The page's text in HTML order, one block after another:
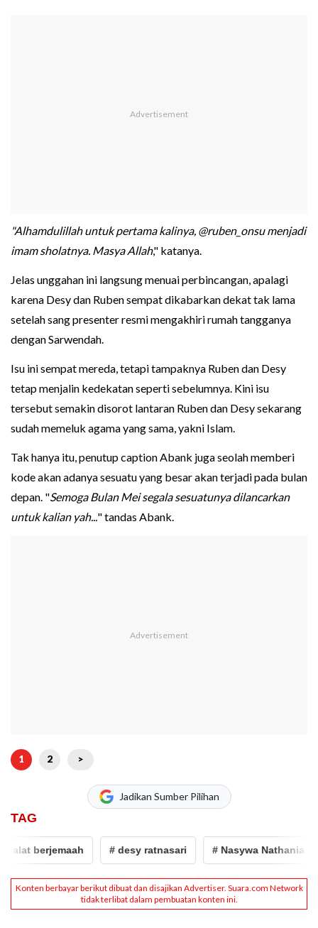
"Alhamdulillah untuk pertama kalinya, @ruben_onsu menjadi
imam sholatnya. Masya Allah," katanya.
Jelas unggahan ini langsung menuai perbincangan, apalagi
karena Desy dan Ruben sempat dikabarkan dekat tak lama
setelah sang presenter resmi mengakhiri rumah tangganya
dengan Sarwendah.
Isu ini sempat mereda, tetapi tampaknya Ruben dan Desy
tetap menjalin kedekatan seperti sebelumnya. Kini isu
tersebut semakin disorot lantaran Ruben dan Desy sekarang
sudah memeluk agama yang sama, yakni Islam.
Tak hanya itu, penutup caption Abank juga seolah memberi
kode akan adanya sesuatu yang besar akan terjadi pada bulan
depan. "Semoga Bulan Mei segala sesuatunya dilancarkan
untuk kalian yah... " tandas Abank.
1 2 >
Jadikan Sumber Pilihan
TAG
berjemaah # desy ratnasari # Nasywa Nathania